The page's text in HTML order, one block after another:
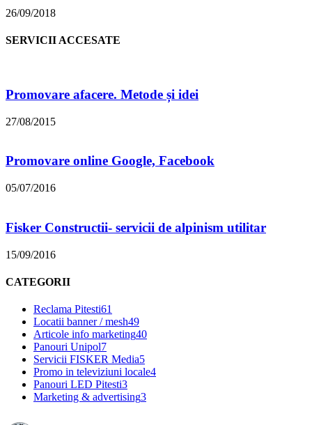
26/09/2018
SERVICII ACCESATE
Promovare afacere. Metode și idei
27/08/2015
Promovare online Google, Facebook
05/07/2016
Fisker Constructii- servicii de alpinism utilitar
15/09/2016
CATEGORII
Reclama Pitesti61
Locatii banner / mesh49
Articole info marketing40
Panouri Unipol7
Servicii FISKER Media5
Promo in televiziuni locale4
Panouri LED Pitesti3
Marketing & advertising3